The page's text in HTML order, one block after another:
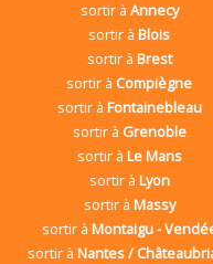
sortir à Annecy
sortir àBlois
sortir à Brest
sortir à Compiègne
sortir à Fontainebleau
sortir à Grenoble
sortir à Le Mans
sortir à Lyon
sortir à Massy
sortir à Montaigu -
sortir àNantes /